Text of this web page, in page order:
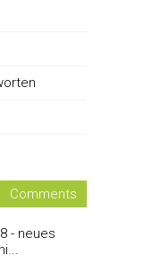
Comments
- neues